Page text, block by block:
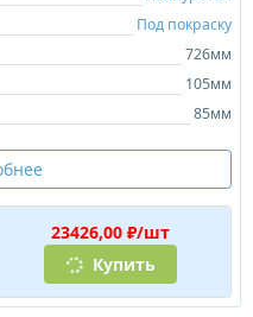
Под покраску
710мм
66мм
10586,00 ₽/шт
Купить
DM 0731